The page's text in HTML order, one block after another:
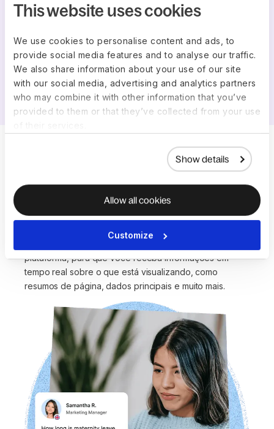
This website uses cookies
We use cookies to personalise content and ads, to
provide social media features and to analyse our traffic.
We also share information about your use of our site
with our social media, advertising and analytics partners
who may combine it with other information that you’ve
provided to them or that they’ve collected from your use
Show details
Allow all cookies
Customize
Katie Thompson
Diretor De Operações Na Elemental
Enzymes
Contexto, privacidade e
plataforma, para que você receba informações em
tempo real sobre o que está visualizando, como
resumos de página, dados principais e muito mais.